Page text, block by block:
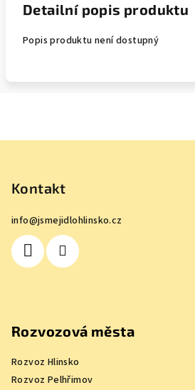
Detailní popis produktu
Popis produktu není dostupný
Kontakt
info@jsmejidlohlinsko.cz
Rozvozová města
Rozvoz Hlinsko
Rozvoz Pelhřimov